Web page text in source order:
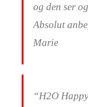
og den ser
Absolut
Marie
“H2O